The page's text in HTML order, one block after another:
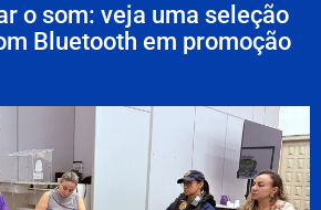
o som: veja uma seleção
Bluetooth em promoção